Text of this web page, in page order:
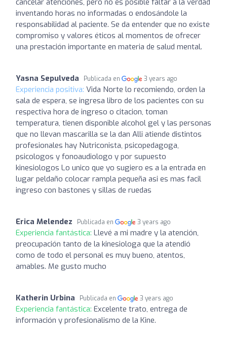
inventando horas no informadas o endosándole la
responsabilidad al paciente. Se da entender que no existe
compromiso y valores éticos al momentos de ofrecer
una prestación importante en materia de salud mental.
Yasna Sepulveda Publicada en 3 years ago
Experiencia positiva: Vida Norte lo recomiendo, orden la
sala de espera, se ingresa libro de los pacientes con su
respectiva hora de ingreso o citacion, toman
temperatura, tienen disponible alcohol gel y las personas
que no llevan mascarilla se la dan Alli atiende distintos
profesionales hay Nutriconista, psicopedagoga,
psicologos y fonoaudiologo y por supuesto
kinesiologos Lo unico que yo sugiero es a la entrada en
lugar peldaño colocar rampla pequeña asi es mas facil
ingreso con bastones y sillas de ruedas
Erica Melendez Publicada en 3 years ago
Experiencia fantástica: Llevé a mi madre y la atención,
preocupación tanto de la kinesiologa que la atendió
como de todo el personal es muy bueno, atentos,
amables. Me gusto mucho
Katherin Urbina Publicada en 3 years ago
Experiencia fantástica: Excelente trato, entrega de
información y profesionalismo de la Kine.